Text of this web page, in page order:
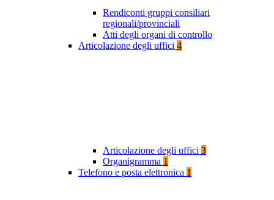
Rendiconti gruppi consiliari
regionali/provinciali
Atti degli organi di controllo
Articolazione degli uffici 4
Articolazione degli uffici 3
Organigramma 1
Telefono e posta elettronica 1